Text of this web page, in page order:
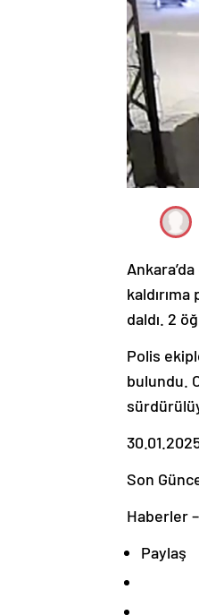
daldı. 2
Polis
bulundu.
Son
Haberler
Paylaş